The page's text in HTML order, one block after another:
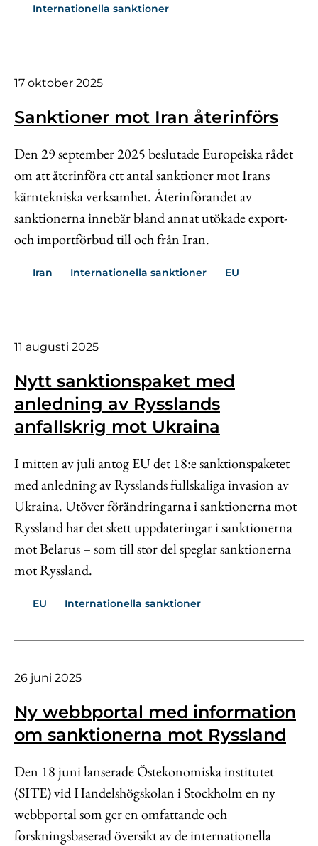
Internationella sanktioner
17 oktober 2025
Sanktioner mot Iran återinförs
Den 29 september 2025 beslutade Europeiska rådet
om att återinföra ett antal sanktioner mot Irans
kärntekniska verksamhet. Återinförandet av
sanktionerna innebär bland annat utökade export-
och importförbud till och från Iran.
Iran Internationella sanktioner EU
11 augusti 2025
Nytt sanktionspaket med
anledning av Rysslands
anfallskrig mot Ukraina
I mitten av juli antog EU det 18:e sanktionspaketet
med anledning av Rysslands fullskaliga invasion av
Ukraina. Utöver förändringarna i sanktionerna mot
Ryssland har det skett uppdateringar i sanktionerna
mot Belarus – som till stor del speglar sanktionerna
mot Ryssland.
EU Internationella sanktioner
26 juni 2025
Ny webbportal med information
om sanktionerna mot Ryssland
Den 18 juni lanserade Östekonomiska institutet
(SITE) vid Handelshögskolan i Stockholm en ny
webbportal som ger en omfattande och
forskningsbaserad översikt av de internationella